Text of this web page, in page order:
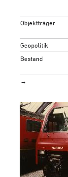
Objektträger
Geopolitik
Bestand
→